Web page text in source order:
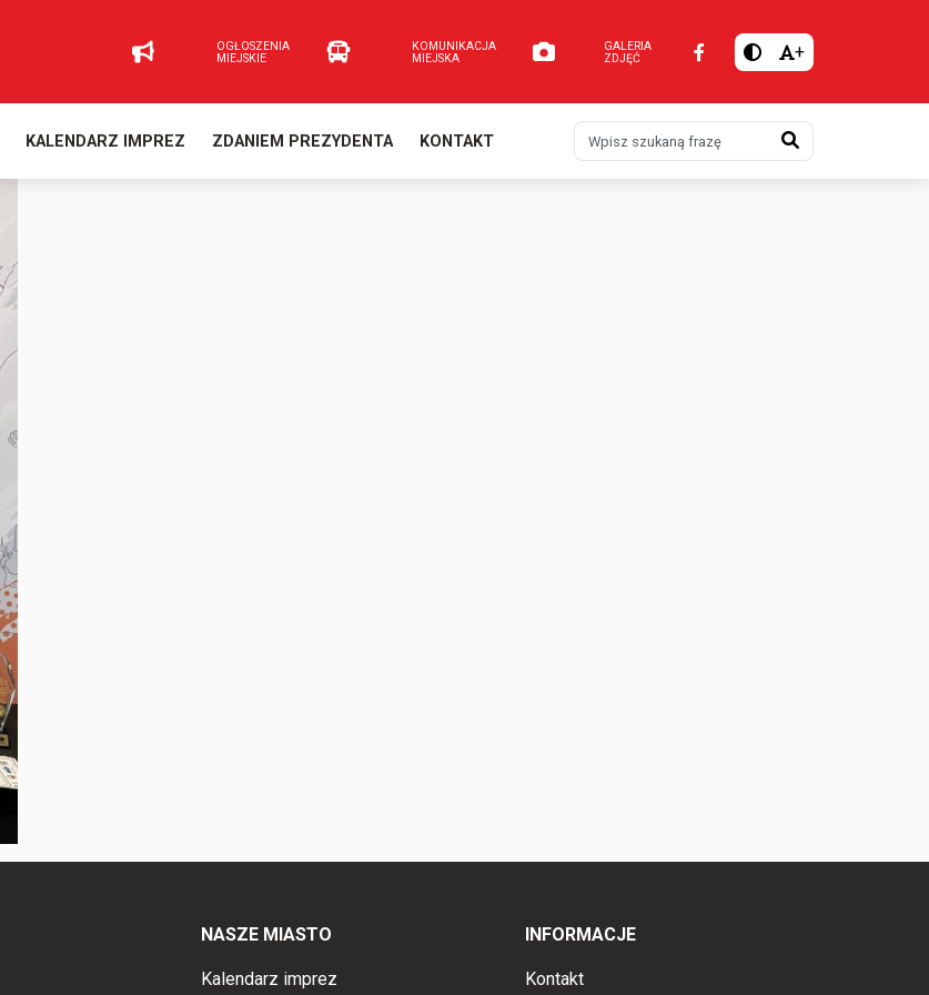
OGŁOSZENIA
MIEJSKIE
KOMUNIKACJA
MIEJSKA
GALERIA
ZDJĘĆ
+
KALENDARZ IMPREZ ZDANIEM PREZYDENTA KONTAKT
NASZE MIASTO
Kalendarz imprez
INFORMACJE
Kontakt